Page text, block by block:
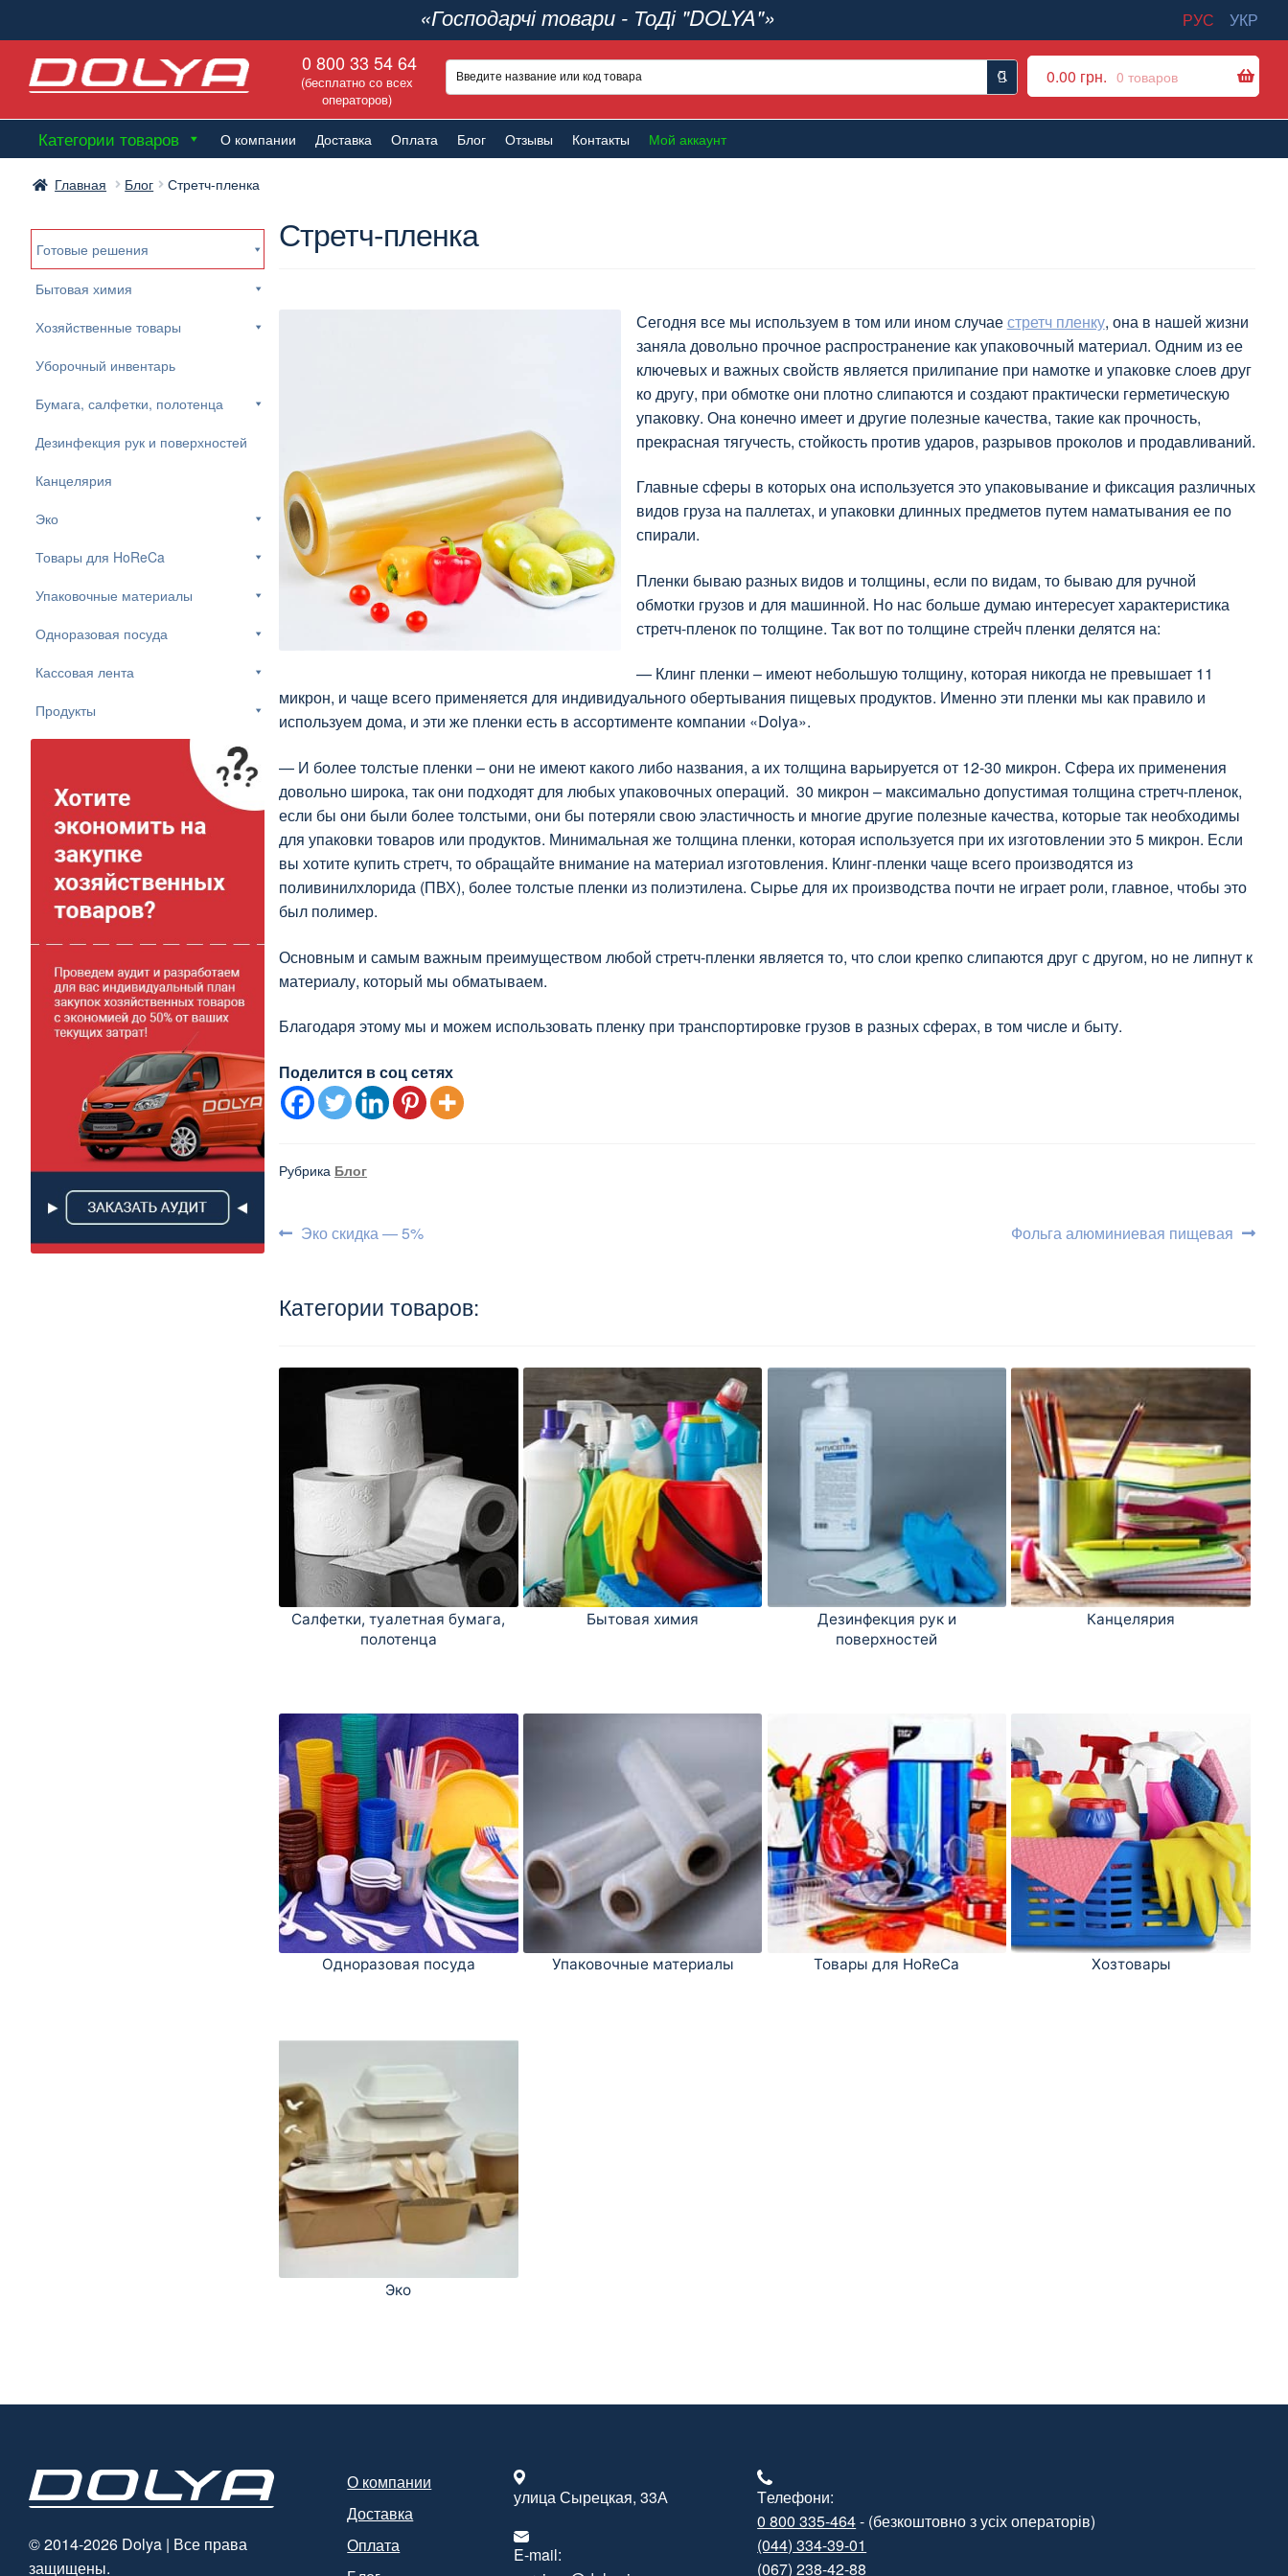
«Господарчі товари - ТоДі "DOLYA"» РУС
УКР
к
навигации
к
содержимому
0 800 33 54 64
(бесплатно со всех
операторов)
0.00 грн. 0 товаров
Категории товаров О компании Доставка Оплата Блог Отзывы Контакты Мой аккаунт
Главная Блог Стретч-пленка
Стретч-пленка
Сегодня все мы используем в том или ином случаестретч пленку, она в нашей жизни
заняла довольно прочное распространение как упаковочный материал. Одним из ее
ключевых и важных свойств является прилипание при намотке и упаковке слоев друг
ко другу, при обмотке они плотно слипаются и создают практически герметическую
упаковку. Она конечно имеет и другие полезные качества, такие как прочность,
прекрасная тягучесть, стойкость против ударов, разрывов проколов и продавливаний.
Главные сферы в которых она используется это упаковывание и фиксация различных
видов груза на паллетах, и упаковки длинных предметов путем наматывания ее по
спирали.
Пленки бываю разных видов и толщины, если по видам, то бываю для ручной
обмотки грузов и для машинной. Но нас больше думаю интересует характеристика
стретч-пленок по толщине. Так вот по толщине стрейч пленки делятся на:
— Клинг пленки – имеют небольшую толщину, которая никогда не превышает 11
микрон, и чаще всего применяется для индивидуального обертывания пищевых продуктов. Именно эти пленки мы как правило и
используем дома, и эти же пленки есть в ассортименте компании «Dolya».
— И более толстые пленки – они не имеют какого либо названия, а их толщина варьируется от 12-30 микрон. Сфера их применения
довольно широка, так они подходят для любых упаковочных операций. 30 микрон – максимально допустимая толщина стретч-пленок,
если бы они были более толстыми, они бы потеряли свою эластичность и многие другие полезные качества, которые так необходимы
для упаковки товаров или продуктов. Минимальная же толщина пленки, которая используется при их изготовлении это 5 микрон. Если
вы хотите купить стретч, то обращайте внимание на материал изготовления. Клинг-пленки чаще всего производятся из
поливинилхлорида (ПВХ), более толстые пленки из полиэтилена. Сырье для их производства почти не играет роли, главное, чтобы это
был полимер.
Основным и самым важным преимуществом любой стретч-пленки является то, что слои крепко слипаются друг с другом, но не липнут к
материалу, который мы обматываем.
Благодаря этому мы и можем использовать пленку при транспортировке грузов в разных сферах, в том числе и быту.
Поделится в соц сетях
Рубрика Блог
Навигация
записям
Предыдущий:
Эко скидка — 5% Следующий:
Фольга алюминиевая пищевая
Категории товаров:
Салфетки, туалетная бумага,
полотенца
Бытовая химия
Дезинфекция рук и
поверхностей
Канцелярия
Одноразовая посуда Упаковочные материалы Товары для HoReCa Хозтовары
Эко
Готовые решения
Бытовая химия
Хозяйственные товары
Уборочный инвентарь
Бумага, салфетки, полотенца
Дезинфекция рук и поверхностей
Канцелярия
Эко
Товары для HoReCa
Упаковочные материалы
Одноразовая посуда
Кассовая лента
Продукты
© 2014-2026 Dolya | Все права
защищены.
О компании
Доставка
Оплата
улица Сырецкая, 33А
E-mail:
Tелефони:
0 800 335-464- (безкоштовно з усіх операторів)
(044) 334-39-01
(067) 238-42-88